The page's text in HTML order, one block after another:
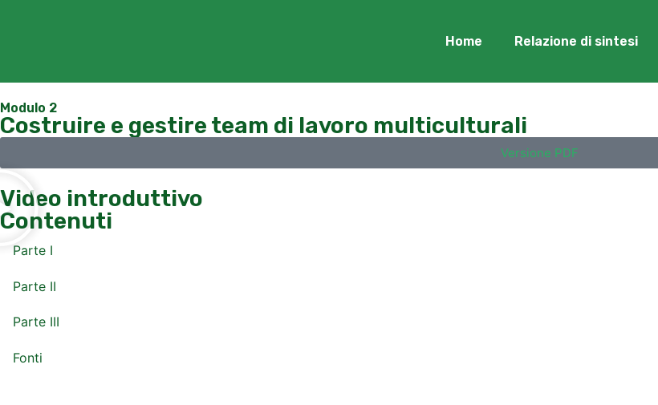
Home Relazione di sintesi
Modulo 2
Costruire e gestire team di lavoro multiculturali
Versione PDF
Video introduttivo
Contenuti
Parte I
Parte II
Parte III
Fonti